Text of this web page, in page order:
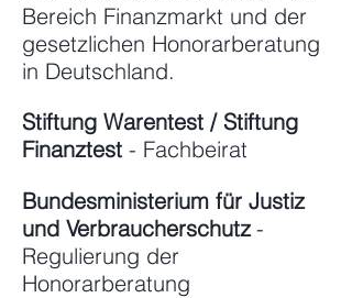
Bereich Finanzmarkt und der
gesetzlichen Honorarberatung
in Deutschland.
Stiftung Warentest / Stiftung
Finanztest - Fachbeirat
Bundesministerium für Justiz
und Verbraucherschutz -
Regulierung der
Honorarberatung